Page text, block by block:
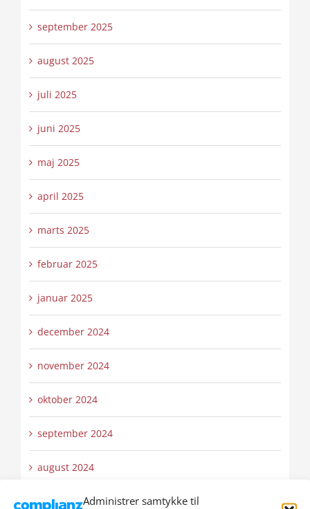
Administrer samtykke til
september 2025
august 2025
juli 2025
juni 2025
maj 2025
april 2025
marts 2025
februar 2025
januar 2025
december 2024
november 2024
oktober 2024
september 2024
august 2024
juli 2024